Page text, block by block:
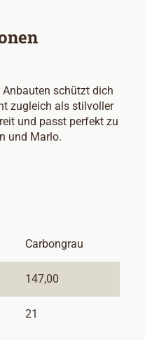
schützt dich
zugleich als stilvoller
und passt perfekt zu
und Marlo.
Carbongrau
147,00
21